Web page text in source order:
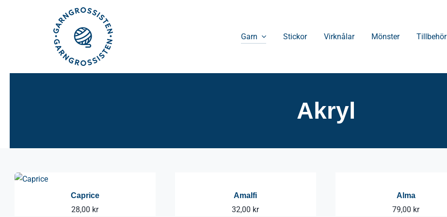
Garn Stickor Virknålar Mönster Tillbehör
Akryl
Caprice
28,00 kr
Amalfi
32,00 kr
Alma
79,00 kr